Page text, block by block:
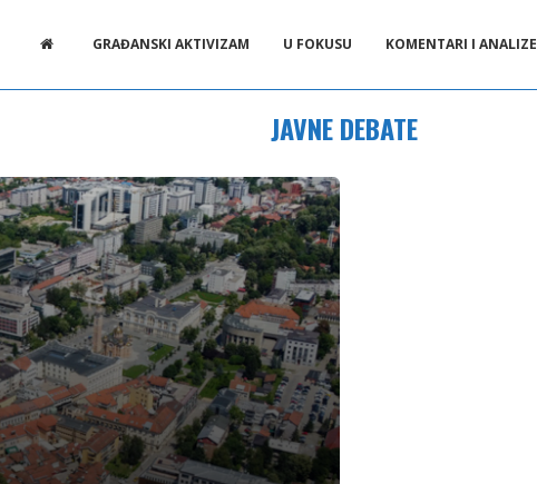
GRAĐANSKI AKTIVIZAM U FOKUSU KOMENTARI I ANALIZE
JAVNE DEBATE